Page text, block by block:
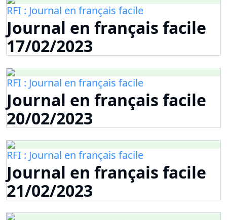
RFI : Journal en français facile
Journal en français facile
17/02/2023
RFI : Journal en français facile
Journal en français facile
20/02/2023
RFI : Journal en français facile
Journal en français facile
21/02/2023